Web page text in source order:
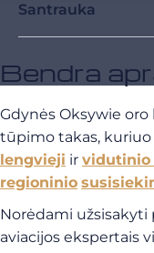
Santrauka
Bendra
Gdynės Oksywie
tūpimo takas, kuriuo
lengvieji ir vidutinio
regioninio
Norėdami užsisakyti
aviacijos ekspertais